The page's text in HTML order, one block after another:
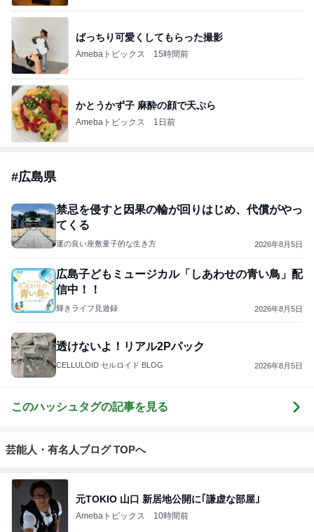
ばっちり可愛くしてもらった撮影
Amebaトピックス 15時間前
かとうかず子 麻酔の顔で天ぷら
Amebaトピックス 1日前
#広島県
禁忌を侵すと因果の輪が回りはじめ、代償がやっ
てくる
運の良い座敷童子的な生き方 2026年8月5日
広島子どもミュージカル「しあわせの青い鳥」配
信中！！
輝きライフ見遊録 2026年8月5日
透けないよ！リアル2Pパック
CELLULOID セルロイド BLOG 2026年8月5日
このハッシュタグの記事を見る
芸能人・有名人ブログ TOPへ
元TOKIO 山口 新居地公開に｢謙虚な部屋｣
Amebaトピックス 10時間前